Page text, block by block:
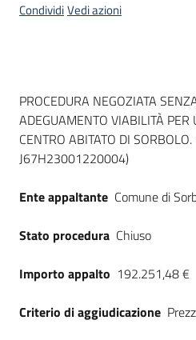
CondividiVedi azioni
Dati del bando
PROCEDURA NEGOZIATA
ADEGUAMENTO VIABILITÀ
CENTRO ABITATO DI
J67H23001220004)
Ente appaltante Comune di
Stato procedura Chiuso
Importo appalto 192.251,48 €
Criterio di aggiudicazione